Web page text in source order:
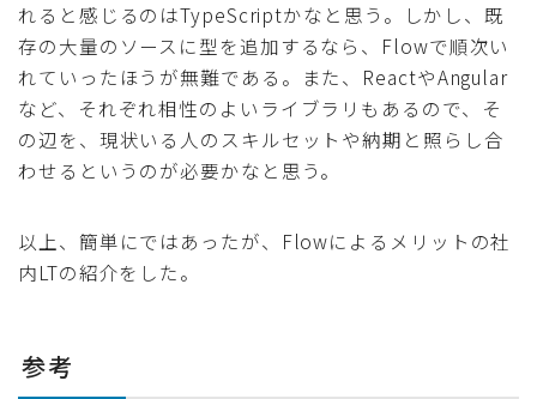
れると感じるのはTypeScriptかなと思う。しかし、既
存の大量のソースに型を追加するなら、Flowで順次い
れていったほうが無難である。また、ReactやAngular
など、それぞれ相性のよいライブラリもあるので、そ
の辺を、現状いる人のスキルセットや納期と照らし合
わせるというのが必要かなと思う。
以上、簡単にではあったが、Flowによるメリットの社
内LTの紹介をした。
参考